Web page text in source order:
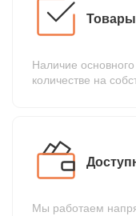
Наличие
количестве на
Мы работаем